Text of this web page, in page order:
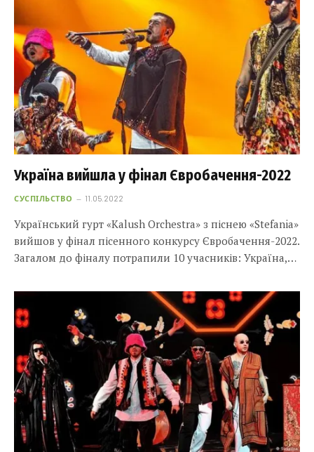
Україна вийшла у фінал Євробачення-2022
СУСПІЛЬСТВО 11.05.2022
Український гурт «Kalush Orchestra» з піснею «Stefania»
вийшов у фінал пісенного конкурсу Євробачення-2022.
Загалом до фіналу потрапили 10 учасників: Україна,…